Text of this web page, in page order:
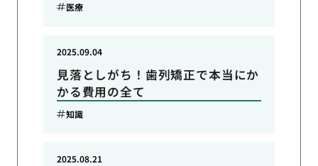
医療
見落としがち！歯列矯正で本当にか
かる費用の全て
2025.09.04
知識
2025.08.21